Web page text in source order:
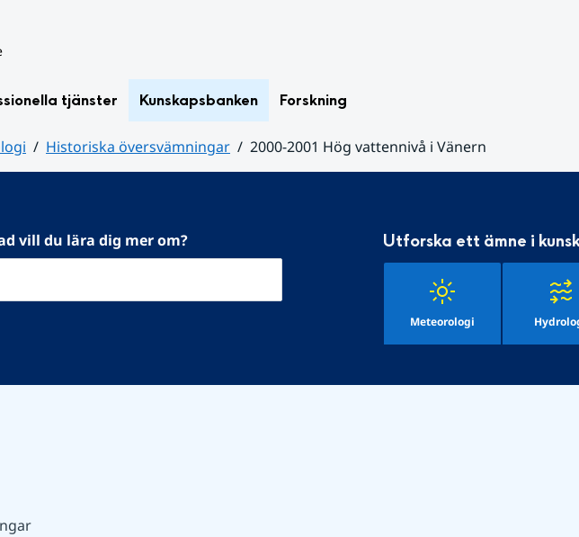
tjänster Kunskapsbanken Forskning
Historiska översvämningar
2000-2001 Hög vattennivå i Vänern
vill du lära dig mer om? Utforska ett ämne i
Meteorologi